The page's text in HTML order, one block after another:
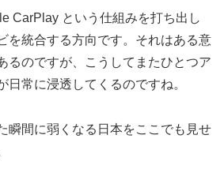
CarPlay という仕組みを打ち出し
を統合する方向です。それはある意
るのですが、こうしてまたひとつア
日常に浸透してくるのですね。
瞬間に弱くなる日本をここでも見せ